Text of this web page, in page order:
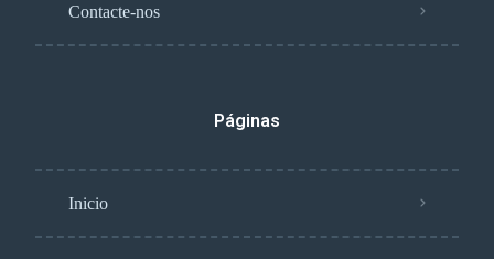
Contacte-nos
Páginas
Inicio